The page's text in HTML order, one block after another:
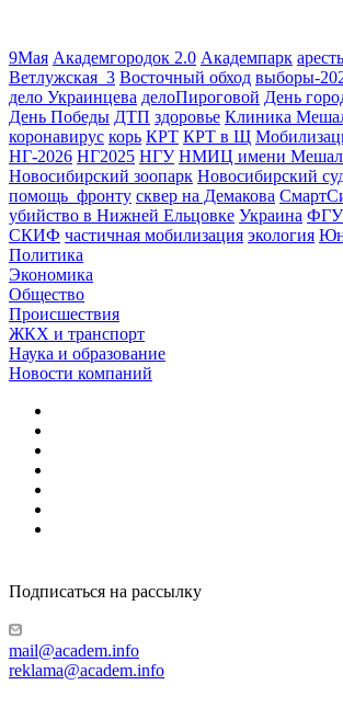
9Мая Академгородок 2.0 Академпарк
Ветлужская_3 Восточный обход выборы-
дело Украинцева делоПироговой День
День Победы ДТП здоровье Клиника
коронавирус корь КРТ КРТ в Щ
НГ-2026 НГ2025 НГУ НМИЦ имени
Новосибирский зоопарк Новосибирский
помощь_фронту сквер на Демакова
убийство в Нижней Ельцовке Украина
СКИФ частичная мобилизация экология
Политика
Экономика
Общество
Происшествия
ЖКХ и транспорт
Наука и образование
Новости компаний
Подписаться на рассылку
mail@academ.info
reklama@academ.info